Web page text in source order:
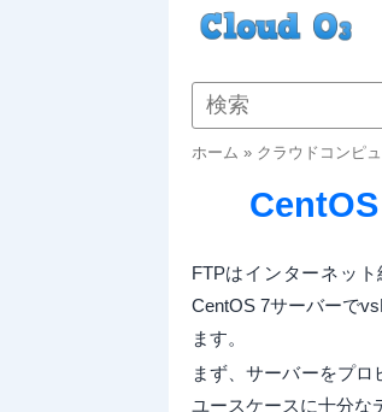
ホーム » クラウドコンピ
FTPはインターネッ
CentOS 7サーバーで
ます。
まず、サーバーをプ
ユースケースに十分な